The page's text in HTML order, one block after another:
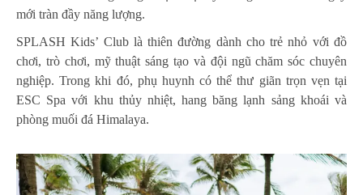
mới tràn đầy năng lượng.
SPLASH Kids’ Club là thiên đường dành cho trẻ nhỏ với đồ
chơi, trò chơi, mỹ thuật sáng tạo và đội ngũ chăm sóc chuyên
nghiệp. Trong khi đó, phụ huynh có thể thư giãn trọn vẹn tại
ESC Spa với khu thủy nhiệt, hang băng lạnh sảng khoái và
phòng muối đá Himalaya.